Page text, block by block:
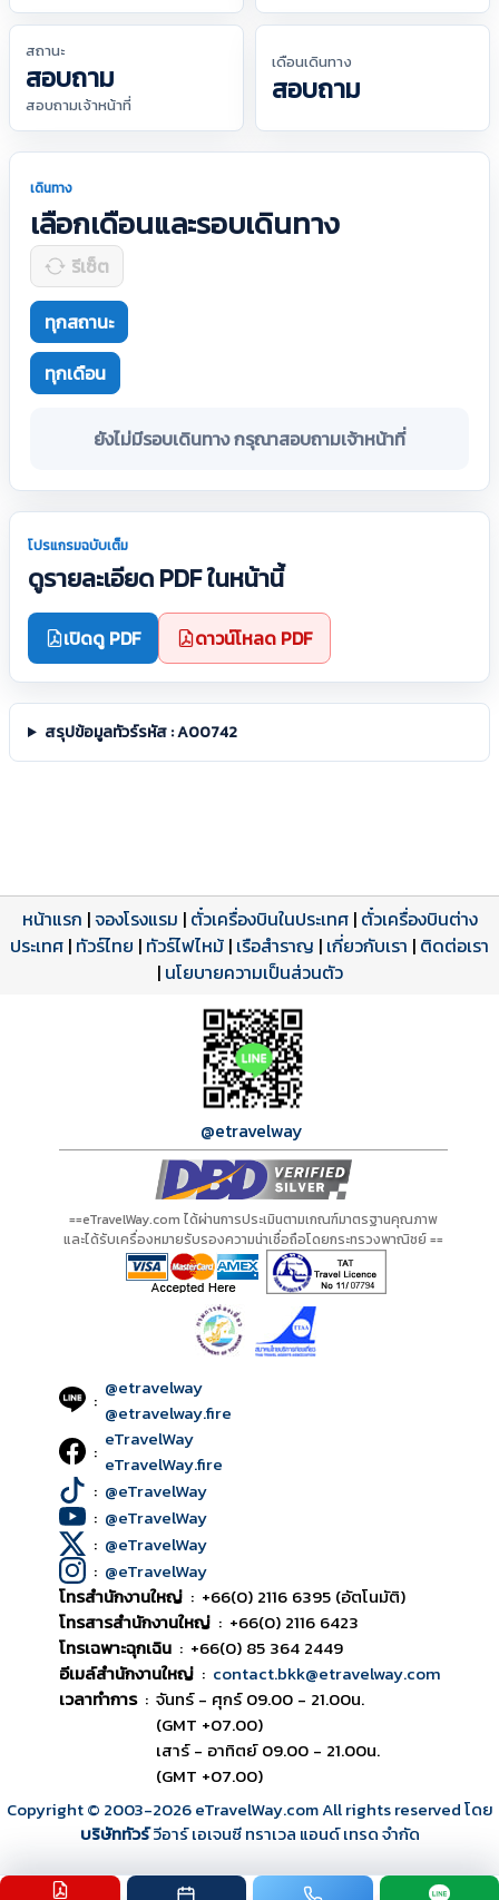
สถานะ
สอบถาม
สอบถามเจ้าหน้าที่
เดือนเดินทาง
สอบถาม
เดินทาง
เลือกเดือนและรอบเดินทาง
รีเซ็ต
ทุกสถานะ
ทุกเดือน
ยังไม่มีรอบเดินทาง กรุณาสอบถามเจ้าหน้าที่
โปรแกรมฉบับเต็ม
ดูรายละเอียด PDF ในหน้านี้
เปิดดู PDF ดาวน์โหลด PDF
สรุปข้อมูลทัวร์รหัส : A00742
โปรแกรมทัวร์
ดาวน์โหลด PDF
รีวิวลูกค้าจริง
รีวิวจาก eTravelWay
เปิดหน้าเต็ม
ใบอนุญาตนำเที่ยว
เลขที่ 11/11450
เปิดหน้าเต็ม
หน้าแรก |จองโรงแรม | ตั๋วเครื่องบินในประเทศ| ตั๋วเครื่องบินต่าง
ประเทศ | ทัวร์ไทย | ทัวร์ไฟไหม้ | เรือสำราญ | เกี่ยวกับเรา | ติดต่อเรา
| นโยบายความเป็นส่วนตัว
@etravelway
==eTravelWay.com ได้ผ่านการประเมินตามเกณฑ์มาตรฐานคุณภาพ
และได้รับเครื่องหมายรับรองความน่าเชื่อถือโดยกระทรวงพาณิชย์ ==
: @etravelway
@etravelway.fire
: eTravelWay
eTravelWay.fire
: @eTravelWay
: @eTravelWay
: @eTravelWay
: @eTravelWay
โทรสำนักงานใหญ่ : +66(0) 2116 6395 (อัตโนมัติ)
โทรสารสำนักงานใหญ่ : +66(0) 2116 6423
โทรเฉพาะฉุกเฉิน : +66(0) 85 364 2449
อีเมล์สำนักงานใหญ่ : contact.bkk@etravelway.com
เวลาทำการ : จันทร์ - ศุกร์ 09.00 - 21.00น.
(GMT +07.00)
เสาร์ - อาทิตย์ 09.00 - 21.00น.
(GMT +07.00)
Copyright © 2003-2026eTravelWay.com All rights reserved โดย
บริษัททัวร์วีอาร์ เอเจนซี ทราเวล แอนด์ เทรด จำกัด